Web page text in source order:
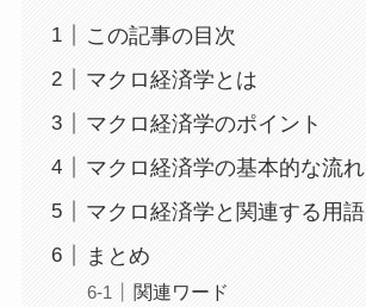
この記事の目次
マクロ経済学とは
マクロ経済学のポイント
マクロ経済学の基本的な流れ
マクロ経済学と関連する用語
まとめ
関連ワード